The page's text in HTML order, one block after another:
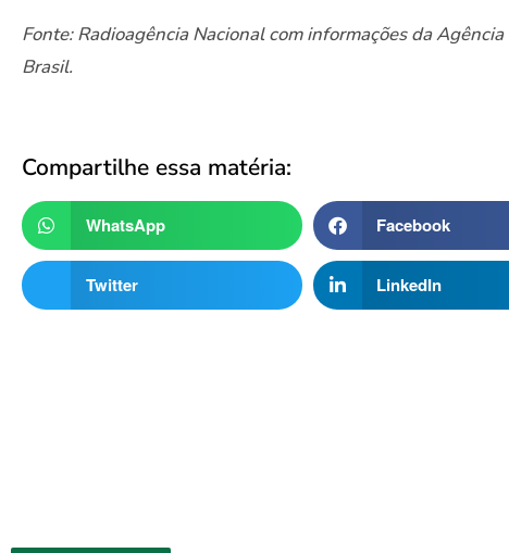
Fonte: Radioagência Nacional com informações da Agência
Brasil.
Compartilhe essa matéria:
WhatsApp Facebook
Twitter LinkedIn